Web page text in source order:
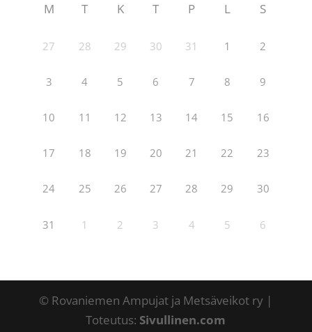
M T K T P L S
27 28 29 30 31 1 2
3 4 5 6 7 8 9
10 11 12 13 14 15 16
17 18 19 20 21 22 23
24 25 26 27 28 29 30
31 1 2 3 4 5 6
© Rovaniemen Ampujat ja Metsäveikot ry |
Toteutus: Sivullinen.com